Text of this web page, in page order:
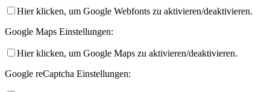
Hier klicken, um Google Webfonts zu aktivieren/deaktivieren.
Google Maps Einstellungen:
Hier klicken, um Google Maps zu aktivieren/deaktivieren.
Google reCaptcha Einstellungen: